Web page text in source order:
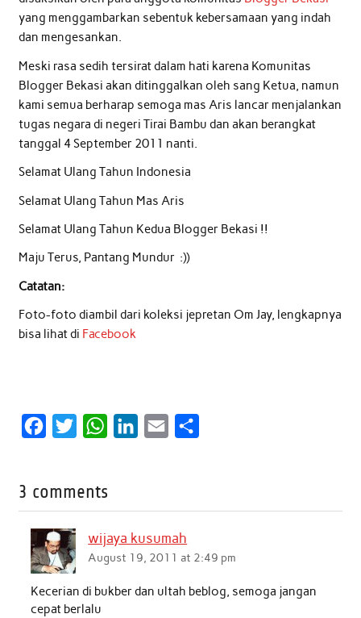
yang menggambarkan sebentuk kebersamaan yang indah
dan mengesankan.
Meski rasa sedih tersirat dalam hati karena Komunitas
Blogger Bekasi akan ditinggalkan oleh sang Ketua, namun
kami semua berharap semoga mas Aris lancar menjalankan
tugas negara di negeri Tirai Bambu dan akan berangkat
tanggal 4 September 2011 nanti.
Selamat Ulang Tahun Indonesia
Selamat Ulang Tahun Mas Aris
Selamat Ulang Tahun Kedua Blogger Bekasi !!
Maju Terus, Pantang Mundur :))
Catatan:
Foto-foto diambil dari koleksi jepretan Om Jay, lengkapnya
bisa lihat di Facebook
e
o
o
k
t
W
t
A
p
d
n
3 comments
wijaya kusumah
August 19, 2011 at 2:49 pm
Kecerian di bukber dan ultah beblog, semoga jangan
cepat berlalu